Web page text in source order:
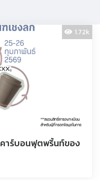
1.72k
คาร์บอนฟุตพริ้นท์ของ